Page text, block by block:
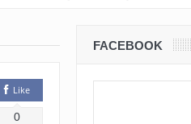
Şehir
Like
0
FACEBOOK